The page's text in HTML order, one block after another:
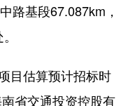
路基段67.087km，
估算预计招标时
省交通投资控股有